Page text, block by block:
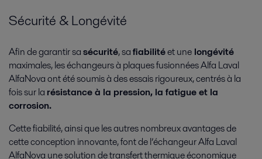
Chauffage et climatisation
Alfa Laval apporte des solutions de chauffage éco-énergétiques pour les
Sécurité & Longévité
Afin de garantir sasécurité, safiabilitéet une longévité
maximales, les échangeurs à plaques fusionnées Alfa Laval
AlfaNova ont été soumis à des essais rigoureux, centrés à la
fois sur la résistance à la pression, la fatigue et la
corrosion.
Cette fiabilité, ainsi que les autres nombreux avantages de
cette conception innovante, font de l’échangeur Alfa Laval
AlfaNova une solution de transfert thermique économique